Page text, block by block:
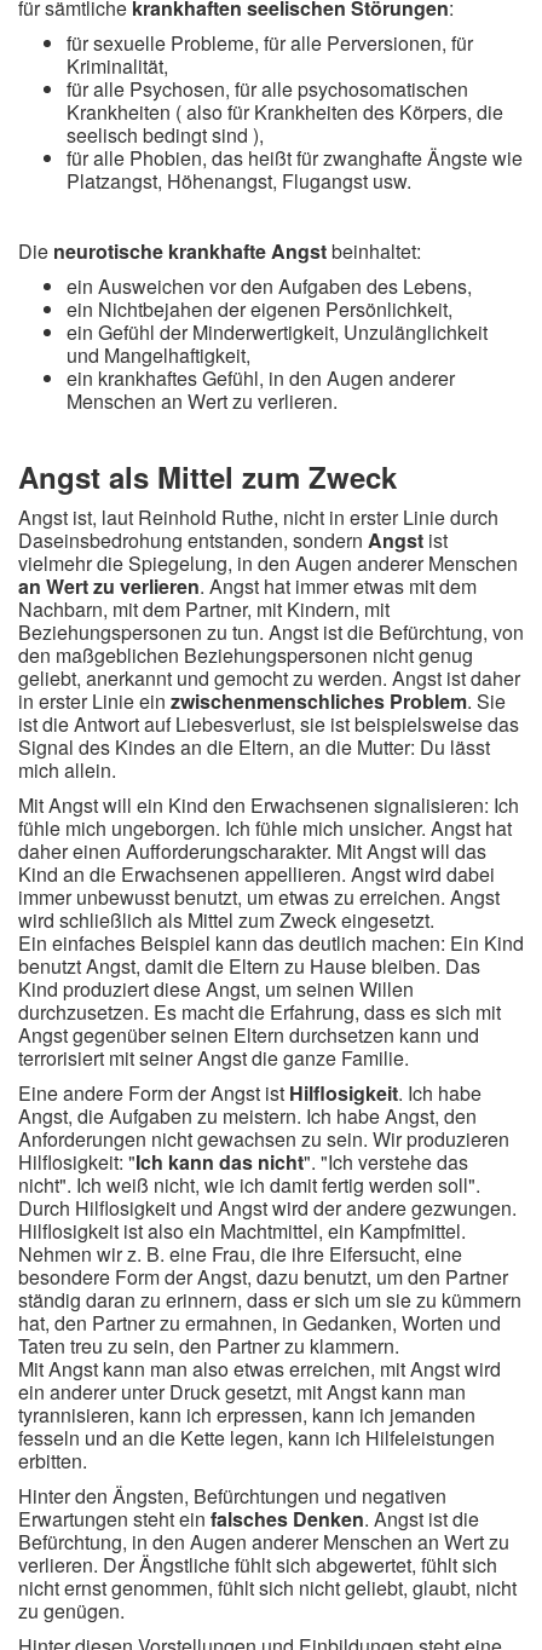
für sämtliche krankhaften seelischen Störungen:
für sexuelle Probleme, für alle Perversionen, für
Kriminalität,
für alle Psychosen, für alle psychosomatischen
Krankheiten ( also für Krankheiten des Körpers, die
seelisch bedingt sind ),
für alle Phobien, das heißt für zwanghafte Ängste wie
Platzangst, Höhenangst, Flugangst usw.
Die neurotische krankhafte Angstbeinhaltet:
ein Ausweichen vor den Aufgaben des Lebens,
ein Nichtbejahen der eigenen Persönlichkeit,
ein Gefühl der Minderwertigkeit, Unzulänglichkeit
und Mangelhaftigkeit,
ein krankhaftes Gefühl, in den Augen anderer
Menschen an Wert zu verlieren.
Angst als Mittel zum Zweck
Angst ist, laut Reinhold Ruthe, nicht in erster Linie durch
Daseinsbedrohung entstanden, sondern Angst ist
vielmehr die Spiegelung, in den Augen anderer Menschen
an Wert zu verlieren. Angst hat immer etwas mit dem
Nachbarn, mit dem Partner, mit Kindern, mit
Beziehungspersonen zu tun. Angst ist die Befürchtung, von
den maßgeblichen Beziehungspersonen nicht genug
geliebt, anerkannt und gemocht zu werden. Angst ist daher
in erster Linie ein zwischenmenschliches Problem. Sie
ist die Antwort auf Liebesverlust, sie ist beispielsweise das
Signal des Kindes an die Eltern, an die Mutter: Du lässt
mich allein.
Mit Angst will ein Kind den Erwachsenen signalisieren: Ich
fühle mich ungeborgen. Ich fühle mich unsicher. Angst hat
daher einen Aufforderungscharakter. Mit Angst will das
Kind an die Erwachsenen appellieren. Angst wird dabei
immer unbewusst benutzt, um etwas zu erreichen. Angst
wird schließlich als Mittel zum Zweck eingesetzt.
Ein einfaches Beispiel kann das deutlich machen: Ein Kind
benutzt Angst, damit die Eltern zu Hause bleiben. Das
Kind produziert diese Angst, um seinen Willen
durchzusetzen. Es macht die Erfahrung, dass es sich mit
Angst gegenüber seinen Eltern durchsetzen kann und
terrorisiert mit seiner Angst die ganze Familie.
Eine andere Form der Angst ist Hilflosigkeit. Ich habe
Angst, die Aufgaben zu meistern. Ich habe Angst, den
Anforderungen nicht gewachsen zu sein. Wir produzieren
Hilflosigkeit: "Ich kann das nicht". "Ich verstehe das
nicht". Ich weiß nicht, wie ich damit fertig werden soll".
Durch Hilflosigkeit und Angst wird der andere gezwungen.
Hilflosigkeit ist also ein Machtmittel, ein Kampfmittel.
Nehmen wir z. B. eine Frau, die ihre Eifersucht, eine
besondere Form der Angst, dazu benutzt, um den Partner
ständig daran zu erinnern, dass er sich um sie zu kümmern
hat, den Partner zu ermahnen, in Gedanken, Worten und
Taten treu zu sein, den Partner zu klammern.
Mit Angst kann man also etwas erreichen, mit Angst wird
ein anderer unter Druck gesetzt, mit Angst kann man
tyrannisieren, kann ich erpressen, kann ich jemanden
fesseln und an die Kette legen, kann ich Hilfeleistungen
erbitten.
Hinter den Ängsten, Befürchtungen und negativen
Erwartungen steht ein falsches Denken. Angst ist die
Befürchtung, in den Augen anderer Menschen an Wert zu
verlieren. Der Ängstliche fühlt sich abgewertet, fühlt sich
nicht ernst genommen, fühlt sich nicht geliebt, glaubt, nicht
zu genügen.